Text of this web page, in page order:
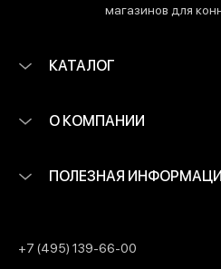
магазинов для
КАТАЛОГ
О КОМПАНИИ
ПОЛЕЗНАЯ
+7 (495) 139-66-00